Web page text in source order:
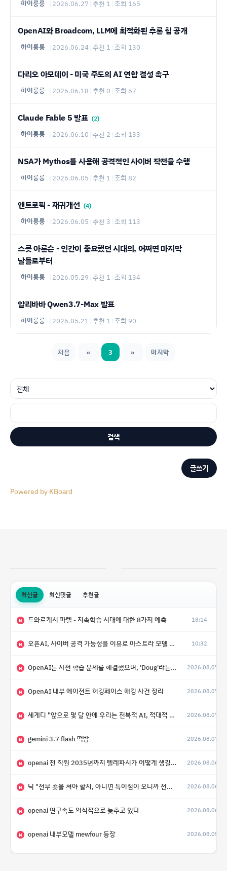
하이룽룽 2026.06.27 추천 1 조회 165
OpenAI와 Broadcom, LLM에 최적화된 추론 칩 공개
하이룽룽 2026.06.24 추천 1 조회 130
다리오 아모데이 - 미국 주도의 AI 연합 결성 촉구
하이룽룽 2026.06.18 추천 0 조회 67
Claude Fable 5 발표 (2)
하이룽룽 2026.06.10 추천 2 조회 133
NSA가 Mythos를 사용해 공격적인 사이버 작전을 수행
하이룽룽 2026.06.05 추천 1 조회 82
앤트로픽 - 재귀개선 (4)
하이룽룽 2026.06.05 추천 3 조회 113
스콧 아론슨 - 인간이 중요했던 시대의, 어쩌면 마지막
날들로부터
하이룽룽 2026.05.29 추천 1 조회 134
알리바바 Qwen3.7-Max 발표
하이룽룽 2026.05.21 추천 1 조회 90
처음 « 3 » 마지막
검색
글쓰기
Powered by KBoard
최신글 최신댓글 추천글
N 드와르케시 파텔 - 지속학습 시대에 대한 8가지 예측 18:14
N 오픈AI, 사이버 공격 가능성을 이유로 아스트라 모델 출시 연기 10:32
N OpenAI는 사전 학습 문제를 해결했으며, 'Doug'라는 코드명을 가진 훨씬 더 큰 모델을 활발히 개발 중 2026.08.07
N OpenAI 내부 에이전트 허깅페이스 해킹 사건 정리 2026.08.07
N 세게디 "앞으로 몇 달 안에 우리는 전복적 AI, 적대적 AI 둘 다 보게 될 것" 2026.08.07
N gemini 3.7 flash 떡밥 2026.08.07
N openai 전 직원 2035년까지 텔레파시가 어떻게 생길 수 있는지 2026.08.06
N 닉 "전부 숏을 쳐야 할지, 아니면 특이점이 오니까 전부 롱을 쳐야 할지 모르겠다.” 2026.08.06
N openai 연구속도 의식적으로 늦추고 있다 2026.08.06
N openai 내부모델 mewfour 등장 2026.08.05